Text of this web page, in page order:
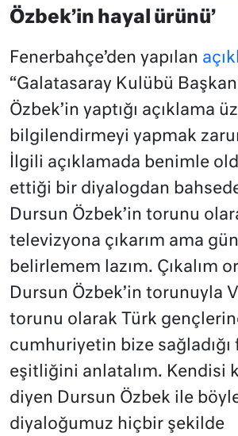
Özbek’in hayal ürünü’
Fenerbahçe’den yapılan
“Galatasaray Kulübü
Özbek’in yaptığı açıklama
bilgilendirmeyi yapmak
İlgili açıklamada benimle
ettiği bir diyalogdan
Dursun Özbek’in torunu
televizyona çıkarım ama
belirlemem lazım. Çıkalım
Dursun Özbek’in torunuyla
torunu olarak Türk
cumhuriyetin bize sağladığı
eşitliğini anlatalım. Kendisi
diyen Dursun Özbek ile
diyaloğumuz hiçbir şekilde